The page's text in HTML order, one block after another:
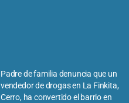
Padre de familia denuncia que un
vendedor de drogas en La Finkita,
Cerro, ha convertido el barrio en